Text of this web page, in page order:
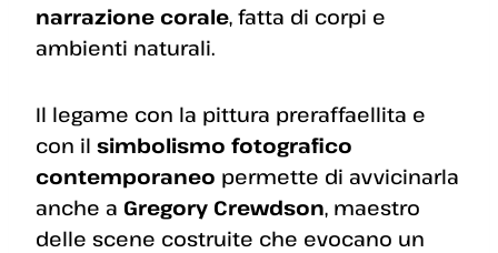
narrazione corale, fatta di corpi e
ambienti naturali.
Il legame con la pittura preraffaellita e
con il simbolismo fotografico
contemporaneo permette di avvicinarla
anche a Gregory Crewdson, maestro
delle scene costruite che evocano un